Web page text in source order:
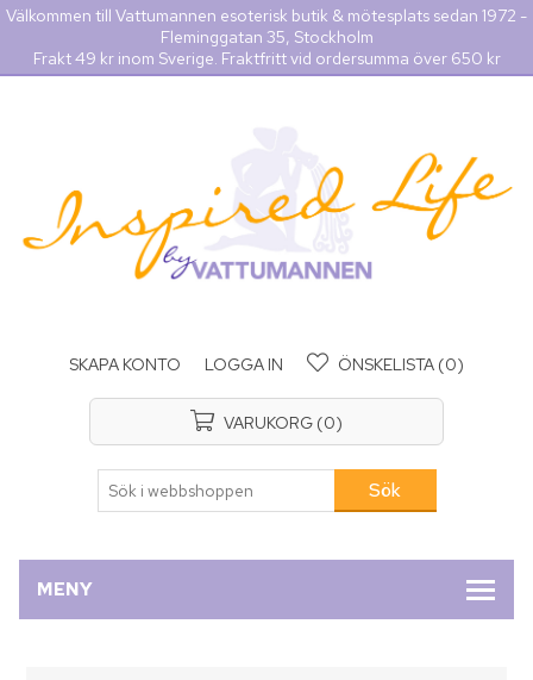
Välkommen till Vattumannen esoterisk butik & mötesplats sedan 1972 -
Fleminggatan 35, Stockholm
Frakt 49 kr inom Sverige. Fraktfritt vid ordersumma över 650 kr
SKAPA KONTO LOGGA IN ÖNSKELISTA (0)
VARUKORG (0)
MENY